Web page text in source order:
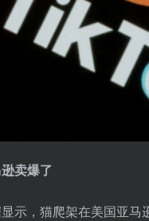
卖爆了
示，猫爬架在美国亚